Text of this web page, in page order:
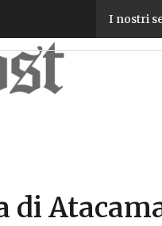
I nostri
Dal carcere
di